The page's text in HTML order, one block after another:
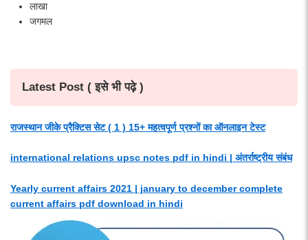
लाखा
जगमल
Latest Post ( इसे भी पढ़े )
राजस्थान जीके प्रैक्टिस सेट ( 1 ) 15+ महत्वपूर्ण प्रश्नों का ऑनलाइन टेस्ट
international relations upsc notes pdf in hindi | अंतर्राष्ट्रीय संबंध
Yearly current affairs 2021 | january to december complete
current affairs pdf download in hindi